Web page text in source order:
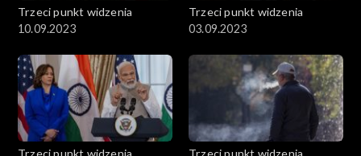
Trzeci punkt widzenia
10.09.2023
Trzeci punkt widzenia
03.09.2023
Trzeci punkt widzenia
Trzeci punkt widzenia